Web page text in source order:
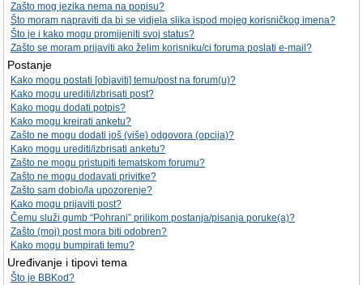
Zašto mog jezika nema na popisu?
Što moram napraviti da bi se vidjela slika ispod mojeg korisničkog imena?
Što je i kako mogu promijeniti svoj status?
Zašto se moram prijaviti ako želim korisniku/ci foruma poslati e-mail?
Postanje
Kako mogu postati [objaviti] temu/post na forum(u)?
Kako mogu urediti/izbrisati post?
Kako mogu dodati potpis?
Kako mogu kreirati anketu?
Zašto ne mogu dodati još (više) odgovora (opcija)?
Kako mogu urediti/izbrisati anketu?
Zašto ne mogu pristupiti tematskom forumu?
Zašto ne mogu dodavati privitke?
Zašto sam dobio/la upozorenje?
Kako mogu prijaviti post?
Čemu služi gumb “Pohrani” prilikom postanja/pisanja poruke(a)?
Zašto (moj) post mora biti odobren?
Kako mogu bumpirati temu?
Uređivanje i tipovi tema
Što je BBKod?